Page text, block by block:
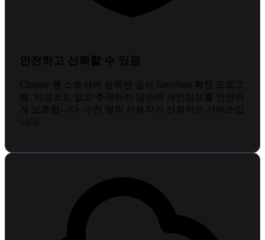
안전하고 신뢰할 수 있음
Chrome 웹 스토어에 등록된 공식 SaveSora 확장 프로그
램. 악성코드 없고 추적하지 않으며 개인정보를 안전하
게 보호합니다. 수천 명의 사용자가 신뢰하는 서비스입
니다.